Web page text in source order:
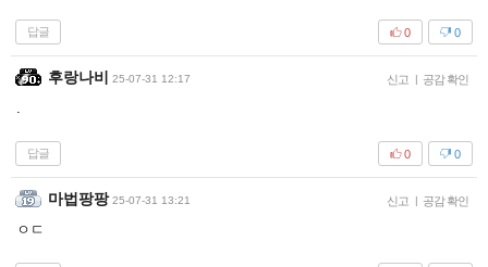
답글 0
0
후랑나비 25-07-31 12:17 신고 공감 확인
.
답글 0
0
마법팡팡 25-07-31 13:21 신고 공감 확인
ㅇㄷ